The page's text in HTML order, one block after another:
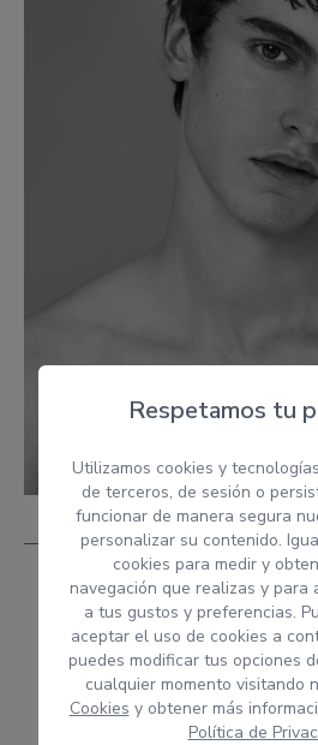
Respetamos tu
Utilizamos cookies y
de terceros, de sesión o
funcionar de manera segura
personalizar su contenido.
cookies para medir y
navegación que realizas y para
a tus gustos y preferencias.
aceptar el uso de cookies a
puedes modificar tus opciones
cualquier momento visitando
Cookies y obtener más
Política de